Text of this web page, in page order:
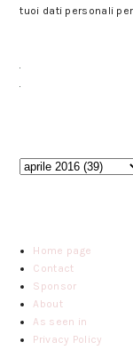
tuoi dati personali
Home page
Contact
Sponsor
About
As seen in
Privacy Policy